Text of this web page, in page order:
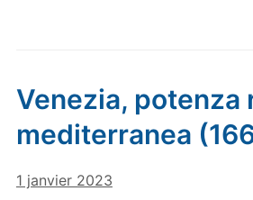
Venezia, potenza
mediterranea
1 janvier 2023